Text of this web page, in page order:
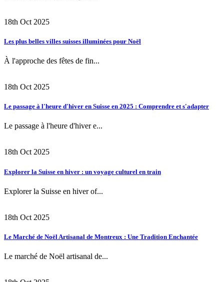
18th Oct 2025
Les plus belles villes suisses illuminées pour Noël
À l'approche des fêtes de fin...
18th Oct 2025
Le passage à l'heure d'hiver en Suisse en 2025 : Comprendre et s'adapter
Le passage à l'heure d'hiver e...
18th Oct 2025
Explorer la Suisse en hiver : un voyage culturel en train
Explorer la Suisse en hiver of...
18th Oct 2025
Le Marché de Noël Artisanal de Montreux : Une Tradition Enchantée
Le marché de Noël artisanal de...